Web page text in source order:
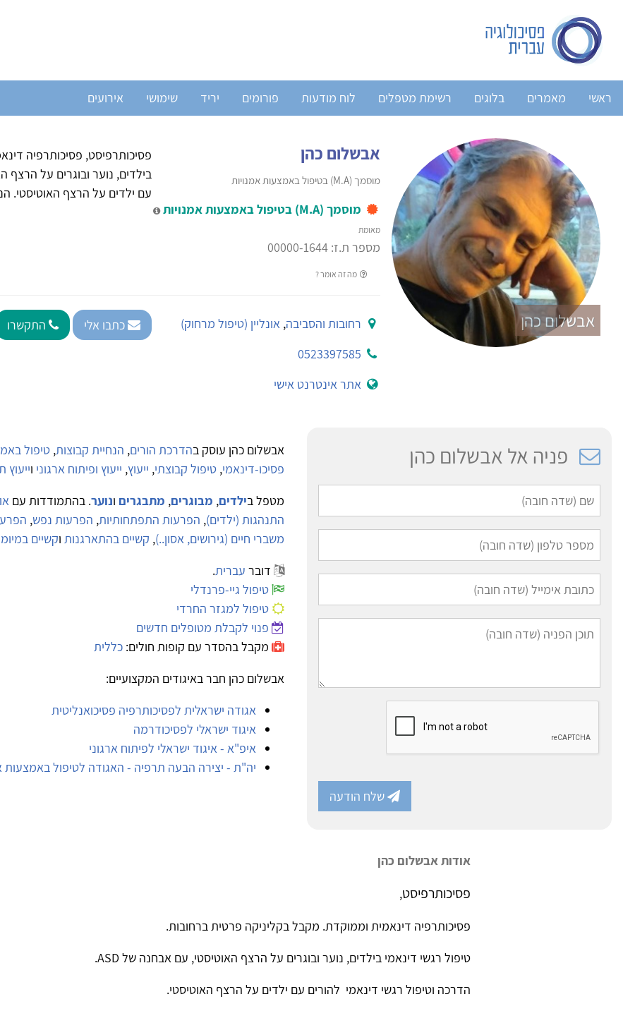
ראשי מאמרים בלוגים רשימת מטפלים לוח מודעות פורומים יריד שימושי אירועים
אבשלום כהן
אבשלום כהן
מוסמך (M.A) בטיפול באמצעות אמנויות
מוסמך (M.A) בטיפול באמצעות אמנויות
מאומת
מספר ת.ז: 00000-1644
מה זה אומר ?
פסיכותרפיסט, פסיכותרפיה
עם ילדים על הרצף האוטיסטי.
רחובות והסביבה,אונליין (טיפול מרחוק)
0523397585
אתר אינטרנט אישי
כתבו אלי התקשרו
פניה אל אבשלום כהן
שלח הודעה
אבשלום כהן עוסק בהדרכת הורים, הנחיית קבוצות, טיפול
פסיכו-דינאמי, טיפול קבוצתי, ייעוץ, ייעוץ ופיתוח ארגוני וייעוץ
מטפל בילדים, מבוגרים, מתבגרים ונוער. בהתמודדות עם
התנהגות (ילדים), הפרעות התפתחותיות, הפרעות נפש,
משברי חיים (גירושים, אסון..), קשיים בהתארגנות וקשיים
דובר עברית.
טיפול גיי-פרנדלי
טיפול למגזר החרדי
פנוי לקבלת מטופלים חדשים
מקבל בהסדר עם קופות חולים: כללית
אבשלום כהן חבר באיגודים המקצועיים:
אגודה ישראלית לפסיכותרפיה פסיכואנליטית
איגוד ישראלי לפסיכודרמה
איפ"א - איגוד ישראלי לפיתוח ארגוני
יה"ת - יצירה הבעה תרפיה - האגודה לטיפול באמצעות
אודות אבשלום כהן
פסיכותרפיסט,
פסיכותרפיה דינאמית וממוקדת. מקבל בקליניקה פרטית ברחובות.
טיפול רגשי דינאמי בילדים, נוער ובוגרים על הרצף האוטיסטי, עם אבחנה של ASD.
הדרכה וטיפול רגשי דינאמי להורים עם ילדים על הרצף האוטיסטי.